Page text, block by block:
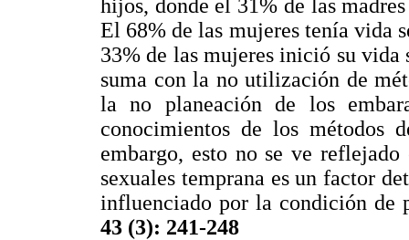
hijos, donde el 31% de las
El 68% de las mujeres tenía vida
33% de las mujeres inició su vida
suma con la no utilización de
la no planeación de los
conocimientos de los métodos
embargo, esto no se ve
sexuales temprana es un factor
influenciado por la condición de
43 (3): 241-248